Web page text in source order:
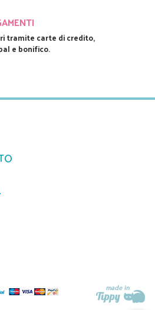
tramite carte di credito,
e bonifico.